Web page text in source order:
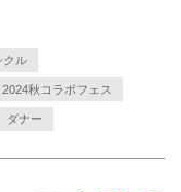
クル
2024秋コラボフェス
ダナー